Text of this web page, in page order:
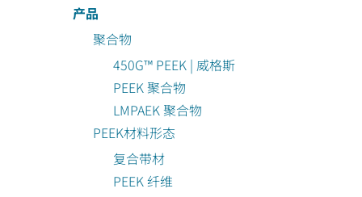
产品
聚合物
450G™ PEEK | 威格斯
PEEK 聚合物
LMPAEK 聚合物
PEEK材料形态
复合带材
PEEK 纤维